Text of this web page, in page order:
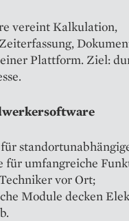
vereint Kalkulation,
Plattform. Ziel:
für umfangreiche
vor Ort;
Module decken